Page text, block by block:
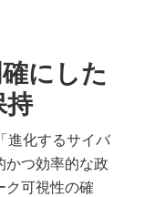
にした
持
化するサイバ
かつ効率的な政
ク可視性の確